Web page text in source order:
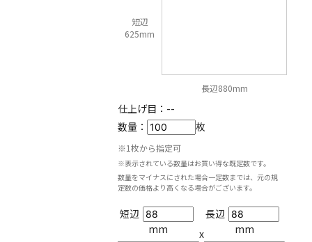
短辺
625mm
長辺880mm
仕上げ目： --
数量：
枚
※1枚から指定可
※表示されている数量はお買い得な既定数です。
数量をマイナスにされた場合一定数までは、元の規
定数の価格より高くなる場合がございます。
短辺
mm
x
長辺
mm